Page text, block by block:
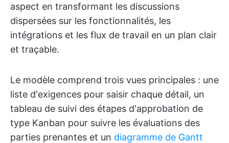
aspect en transformant les discussions
dispersées sur les fonctionnalités, les
intégrations et les flux de travail en un plan clair
et traçable.
Le modèle comprend trois vues principales : une
liste d'exigences pour saisir chaque détail, un
tableau de suivi des étapes d'approbation de
type Kanban pour suivre les évaluations des
parties prenantes et un diagramme de Gantt